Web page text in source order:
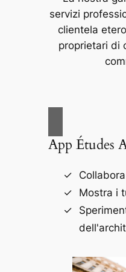
servizi
clientela
proprietari di
App Études
Mostra i